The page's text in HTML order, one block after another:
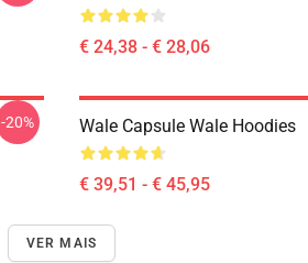
€ 24,38 - € 28,06
-20% Wale Capsule Wale Hoodies
€ 39,51 - € 45,95
VER MAIS